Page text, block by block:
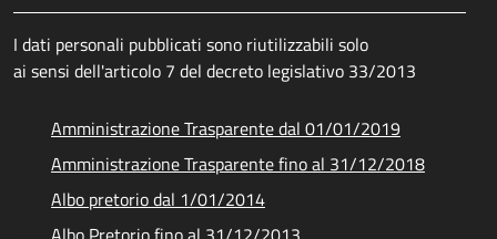
I dati personali pubblicati sono riutilizzabili solo
ai sensi dell'articolo 7 del decreto legislativo 33/2013
Amministrazione Trasparente dal 01/01/2019
Amministrazione Trasparente fino al 31/12/2018
Albo pretorio dal 1/01/2014